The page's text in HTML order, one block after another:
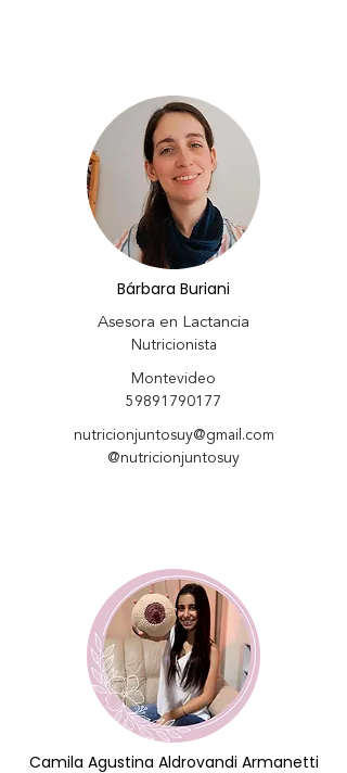
Bárbara Buriani
Asesora en Lactancia
Nutricionista
Montevideo
59891790177
nutricionjuntosuy@gmail.com
@nutricionjuntosuy
Camila Agustina Aldrovandi Armanetti